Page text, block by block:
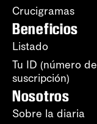
Crucigramas
Beneficios
Listado
Tu ID (número de
suscripción)
Nosotros
Sobre la diaria